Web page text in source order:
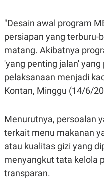
"Desain awal program
persiapan yang terburu-
matang. Akibatnya
'yang penting jalan'
pelaksanaan menjadi
Kontan, Minggu (14/6/
Menurutnya, persoalan
terkait menu makanan
atau kualitas gizi yang
menyangkut tata kelola
transparan.